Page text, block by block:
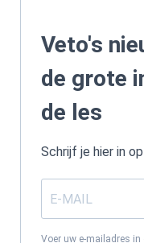
Veto's
de grote
de les
Schrijf je hier in
Voer uw e-mailadres in